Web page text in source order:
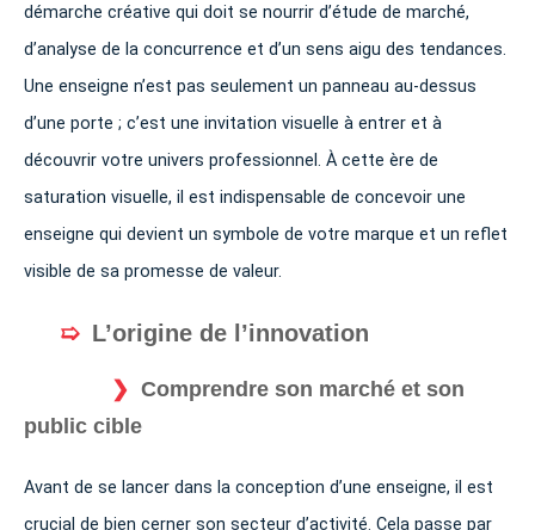
démarche créative qui doit se nourrir d’étude de marché,
d’analyse de la concurrence et d’un sens aigu des tendances.
Une enseigne n’est pas seulement un panneau au-dessus
d’une porte ; c’est une invitation visuelle à entrer et à
découvrir votre univers professionnel. À cette ère de
saturation visuelle, il est indispensable de concevoir une
enseigne qui devient un symbole de votre marque et un reflet
visible de sa promesse de valeur.
L’origine de l’innovation
Comprendre son marché et son
public cible
Avant de se lancer dans la conception d’une enseigne, il est
crucial de bien cerner son secteur d’activité. Cela passe par